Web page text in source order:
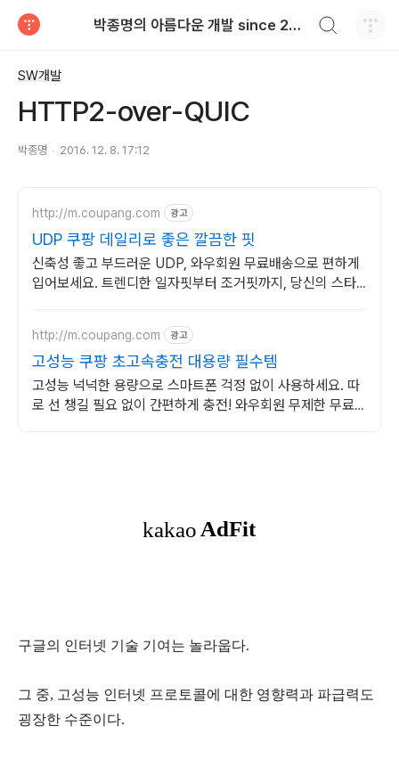
박종명의 아름다운 개발 since 2010.06
SW개발
HTTP2-over-QUIC
박종명 2016. 12. 8. 17:12
http://m.coupang.com 광고
UDP 쿠팡 데일리로 좋은 깔끔한 핏
신축성 좋고 부드러운 UDP, 와우회원 무료배송으로 편하게
입어보세요. 트렌디한 일자핏부터 조거핏까지, 당신의 스타
http://m.coupang.com 광고
고성능 쿠팡 초고속충전 대용량 필수템
고성능 넉넉한 용량으로 스마트폰 걱정 없이 사용하세요. 따
로 선 챙길 필요 없이 간편하게 충전! 와우회원 무제한 무료배
구글의 인터넷 기술 기여는 놀라웁다.
그 중, 고성능 인터넷 프로토콜에 대한 영향력과 파급력도
굉장한 수준이다.